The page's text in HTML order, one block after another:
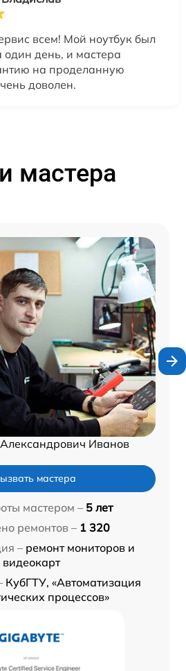
всем! Мой ноутбук был
один день, и мастера
на проделанную
доволен.
мастера
Иванов
мастера
мастером – 5 лет
ремонтов – 1 320
– ремонт мониторов и
видеокарт
КубГТУ, «Автоматизация
процессов»